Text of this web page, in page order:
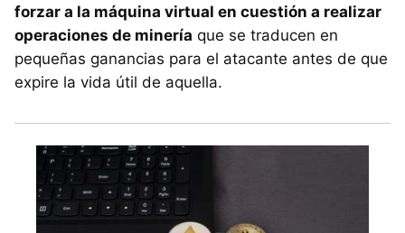
forzar a la máquina virtual en cuestión a realizar
operaciones de minería que se traducen en
pequeñas ganancias para el atacante antes de que
expire la vida útil de aquella.